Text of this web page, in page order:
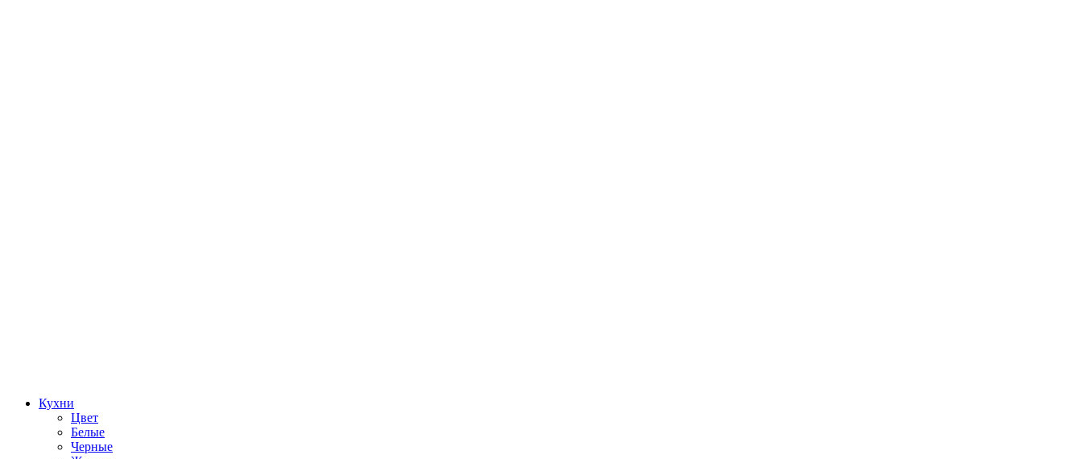
Кухни
Цвет
Белые
Черные